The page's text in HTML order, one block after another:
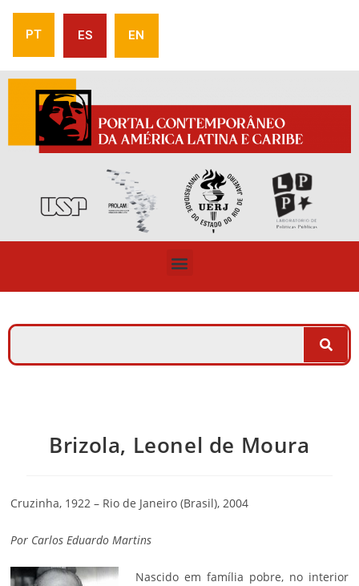
PT ES EN
Brizola, Leonel de Moura
Cruzinha, 1922 – Rio de Janeiro (Brasil), 2004
Por Carlos Eduardo Martins
Nascido em família pobre, no interior